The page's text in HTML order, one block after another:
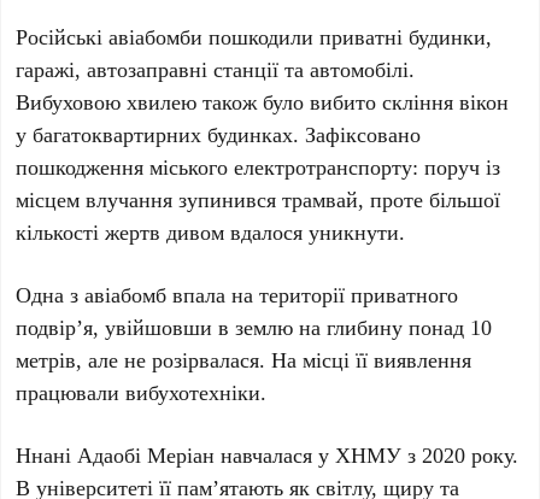
Російські авіабомби пошкодили приватні будинки,
гаражі, автозаправні станції та автомобілі.
Вибуховою хвилею також було вибито скління вікон
у багатоквартирних будинках. Зафіксовано
пошкодження міського електротранспорту: поруч із
місцем влучання зупинився трамвай, проте більшої
кількості жертв дивом вдалося уникнути.
Одна з авіабомб впала на території приватного
подвір’я, увійшовши в землю на глибину понад 10
метрів, але не розірвалася. На місці її виявлення
працювали вибухотехніки.
Ннані Адаобі Меріан навчалася у ХНМУ з 2020 року.
В університеті її пам’ятають як світлу, щиру та